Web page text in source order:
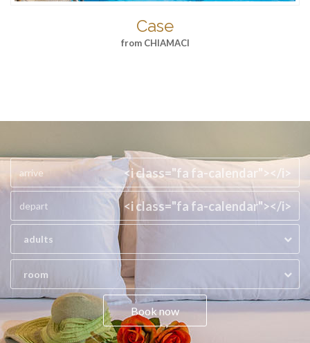
Case
from CHIAMACI
<i class="fa fa-calendar"></i>
<i class="fa fa-calendar"></i>
adults
room
Book now